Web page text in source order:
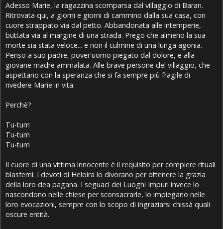
Adesso Marie, la ragazzina scomparsa dal villaggio di Baran.
Ritrovata qui, a giorni e giorni di cammino dalla sua casa, con
cuore strappato via dal petto. Abbandonata alle intemperie,
buttata via al margine di una strada. Prego che almeno la sua
morte sia stata veloce... e non il culmine di una lunga agonia.
Penso a suo padre, pover'uomo piegato dal dolore, e alla
giovane madre ammalata. Alle brave persone del villaggio, che
aspettano con la speranza che si fa sempre più fragile di
rivedere Marie in vita.
Perchè?
Tu-tum
Tu-tum
Tu-tum
Il cuore di una vittima innocente è il requisito per compiere rituali
blasfemi. I devoti di Heloira lo divorano per ottenere la grazia
della loro dea pagana. I seguaci dei Luoghi Impuri invece lo
nascondono nelle chiese per sconsacrarle, lo impiegano nelle
loro evocazioni, sempre con lo scopo di ingraziarsi chissà quali
oscure entità.